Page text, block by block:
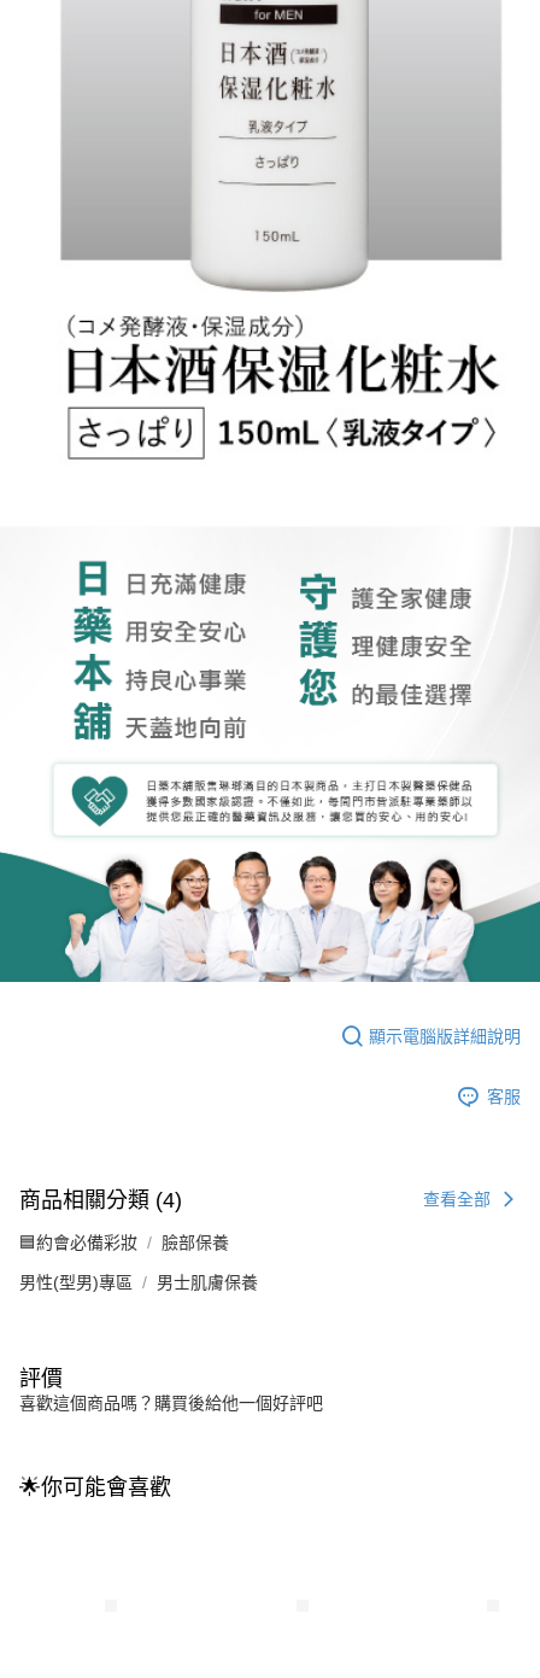
顯示電腦版詳細說明
客服
商品相關分類 (4) 查看全部
🟦約會必備彩妝 臉部保養
男性(型男)專區 男士肌膚保養
評價
喜歡這個商品嗎？購買後給他一個好評吧
🌟你可能會喜歡